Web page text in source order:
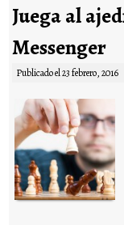
Juega al
Messenger
Publicado el23 febrero, 2016